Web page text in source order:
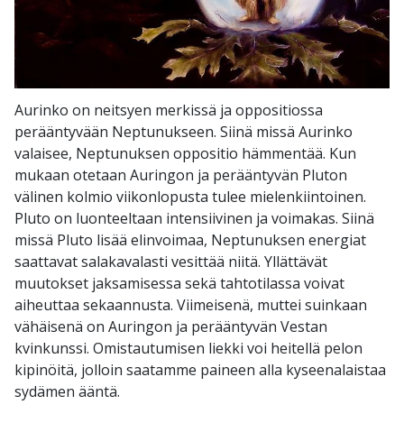
Aurinko on neitsyen merkissä ja oppositiossa
perääntyvään Neptunukseen. Siinä missä Aurinko
valaisee, Neptunuksen oppositio hämmentää. Kun
mukaan otetaan Auringon ja perääntyvän Pluton
välinen kolmio viikonlopusta tulee mielenkiintoinen.
Pluto on luonteeltaan intensiivinen ja voimakas. Siinä
missä Pluto lisää elinvoimaa, Neptunuksen energiat
saattavat salakavalasti vesittää niitä. Yllättävät
muutokset jaksamisessa sekä tahtotilassa voivat
aiheuttaa sekaannusta. Viimeisenä, muttei suinkaan
vähäisenä on Auringon ja perääntyvän Vestan
kvinkunssi. Omistautumisen liekki voi heitellä pelon
kipinöitä, jolloin saatamme paineen alla kyseenalaistaa
sydämen ääntä.